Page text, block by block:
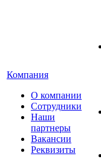
Компания
О компании
Сотрудники
Наши
партнеры
Вакансии
Реквизиты